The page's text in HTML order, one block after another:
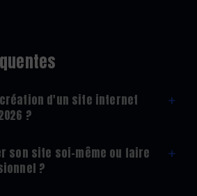
d'un site internet
?
+
son site soi-même ou faire
?
+